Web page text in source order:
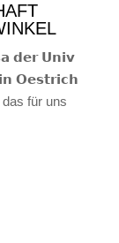
𝗱𝗲𝗿 𝗨𝗻𝗶𝘃
𝗢𝗲𝘀𝘁𝗿𝗶𝗰𝗵
für uns